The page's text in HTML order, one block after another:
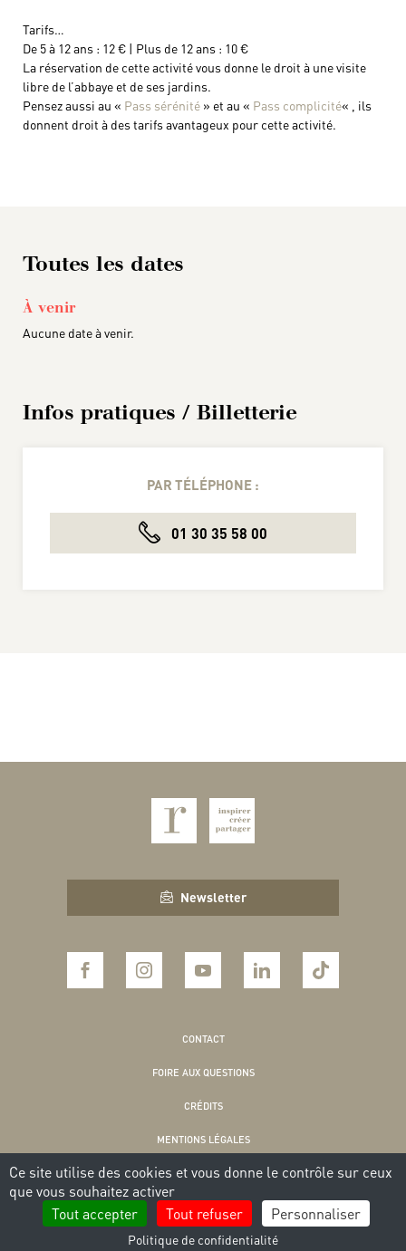
Tarifs…
De 5 à 12 ans : 12 € | Plus de 12 ans : 10 €
La réservation de cette activité vous donne le droit à une visite
libre de l’abbaye et de ses jardins.
Pensez aussi au « Pass sérénité » et au « Pass complicité« , ils
donnent droit à des tarifs avantageux pour cette activité.
Toutes les dates
À venir
Aucune date à venir.
Infos pratiques / Billetterie
PAR TÉLÉPHONE :
01 30 35 58 00
Newsletter
CONTACT
FOIRE AUX QUESTIONS
CRÉDITS
MENTIONS LÉGALES
POLITIQUE DE CONFIDENTIALITÉ
COOKIES
Ce site utilise des cookies et vous donne le contrôle sur ceux
que vous souhaitez activer
Tout accepter
Tout refuser Personnaliser
Politique de confidentialité